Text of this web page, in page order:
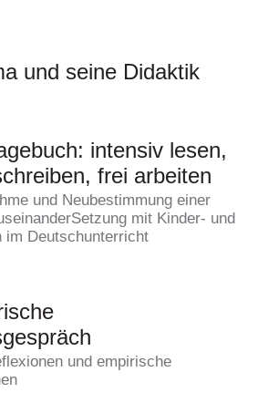
und seine Didaktik
intensiv lesen,
frei arbeiten
und Neubestimmung einer
mit Kinder- und
im Deutschunterricht
und empirische